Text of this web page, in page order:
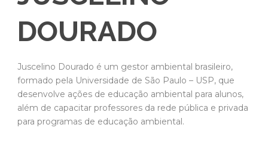
DOURADO
Juscelino Dourado é um gestor ambiental brasileiro,
formado pela Universidade de São Paulo – USP, que
desenvolve ações de educação ambiental para alunos,
além de capacitar professores da rede pública e privada
para programas de educação ambiental.